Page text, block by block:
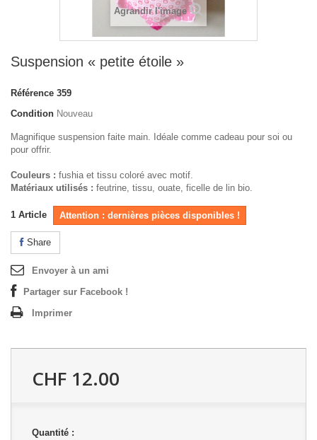
Agrandir l'image
Suspension « petite étoile »
Référence 359
Condition Nouveau
Magnifique suspension faite main. Idéale comme cadeau pour soi ou
pour offrir.
Couleurs : fushia et tissu coloré avec motif.
Matériaux utilisés : feutrine, tissu, ouate, ficelle de lin bio.
1 Article Attention : dernières pièces disponibles !
Share
Envoyer à un ami
Partager sur Facebook !
Imprimer
CHF 12.00
Quantité :